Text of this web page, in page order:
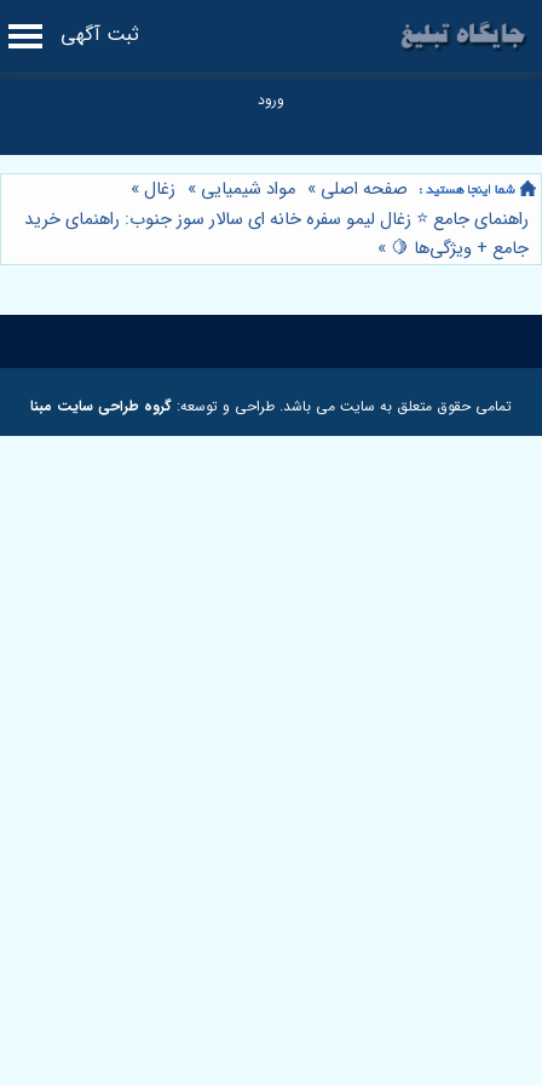
ثبت آگهی
صفحه اصلی » مواد شیمیایی » زغال»
راهنمای جامع ⭐️ زغال لیمو سفره خانه ای سالار سوز جنوب: راهنمای خرید
جامع + ویژگی‌ها 🍋 »
تمامی حقوق متعلق به سایت می باشد. طراحی و توسعه: گروه طراحی سایت مبنا